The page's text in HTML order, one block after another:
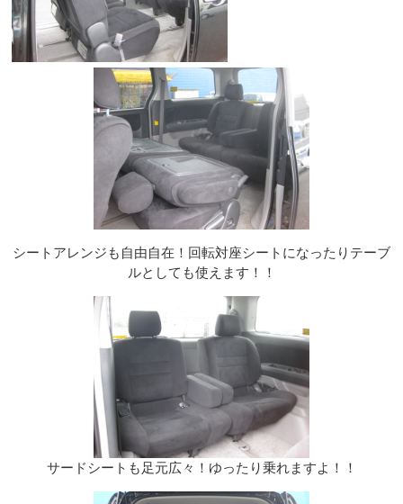
シートアレンジも自由自在！回転対座シートになったりテーブ
ルとしても使えます！！
サードシートも足元広々！ゆったり乗れますよ！！